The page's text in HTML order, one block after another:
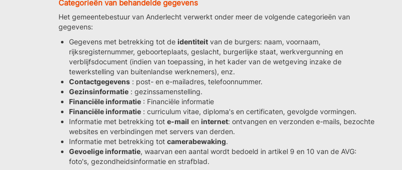
Categorieën van behandelde gegevens
Het gemeentebestuur van Anderlecht verwerkt onder meer de volgende categorieën van
gegevens:
Gegevens met betrekking tot de identiteit van de burgers: naam, voornaam,
rijksregisternummer, geboorteplaats, geslacht, burgerlijke staat, werkvergunning en
verblijfsdocument (indien van toepassing, in het kader van de wetgeving inzake de
tewerkstelling van buitenlandse werknemers), enz.
Contactgegevens : post- en e-mailadres, telefoonnummer.
Gezinsinformatie : gezinssamenstelling.
Financiële informatie : Financiële informatie
Financiële informatie : curriculum vitae, diploma's en certificaten, gevolgde vormingen.
Informatie met betrekking tot e-mail en internet: ontvangen en verzonden e-mails, bezochte
websites en verbindingen met servers van derden.
Informatie met betrekking tot camerabewaking.
Gevoelige informatie, waarvan een aantal wordt bedoeld in artikel 9 en 10 van de AVG:
foto's, gezondheidsinformatie en strafblad.